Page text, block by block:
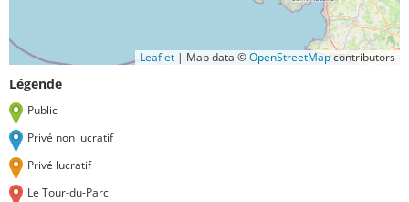
Leaflet | Map data ©OpenStreetMapcontributors
Légende
Public
Privé non lucratif
Privé lucratif
Le Tour-du-Parc